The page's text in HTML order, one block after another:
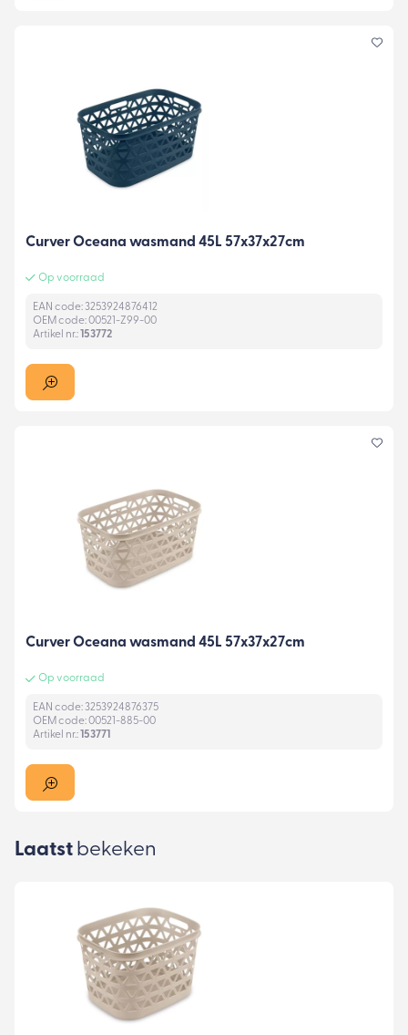
Curver Oceana wasmand 45L 57x37x27cm
Op voorraad
EAN code: 3253924876412
OEM code: 00521-Z99-00
Artikel nr.:153772
Curver Oceana wasmand 45L 57x37x27cm
Op voorraad
EAN code: 3253924876375
OEM code: 00521-885-00
Artikel nr.: 153771
Laatst bekeken